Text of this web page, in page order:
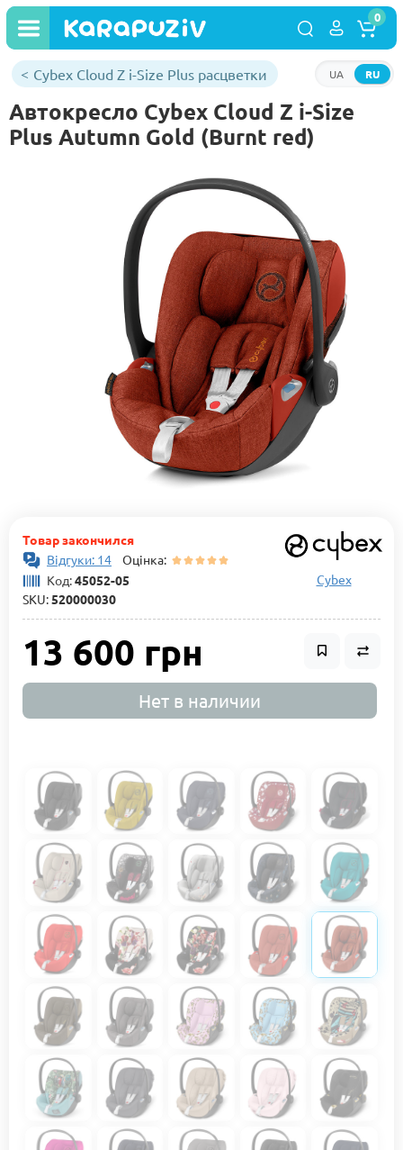
RU
UA
0
Cybex Cloud Z i-Size Plus расцветки
Автокресло Cybex Cloud Z i-Size
Plus Autumn Gold (Burnt red)
Товар закончился
Відгуки: 14 Оцінка:
Код:45052-05
SKU:520000030
Cybex
13 600 грн
Нет в наличии